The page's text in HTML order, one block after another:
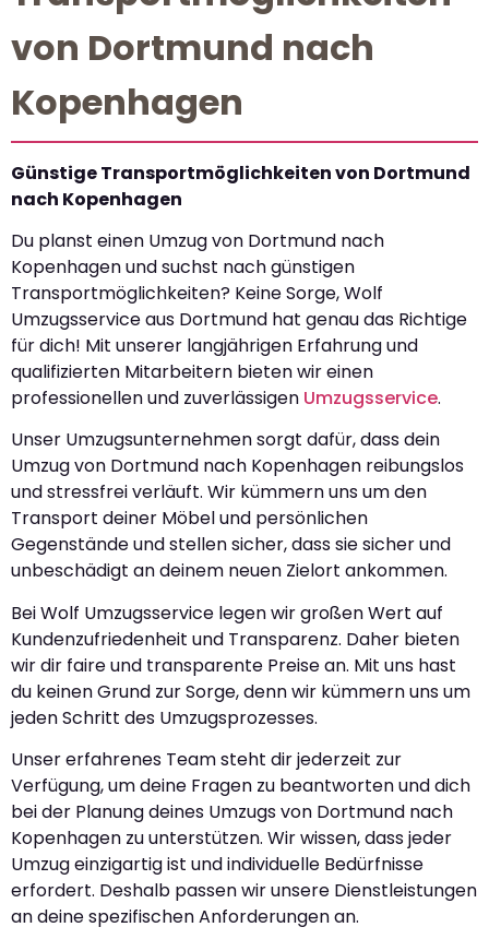
von Dortmund nach
Kopenhagen
Günstige Transportmöglichkeiten von Dortmund
nach Kopenhagen
Du planst einen Umzug von Dortmund nach
Kopenhagen und suchst nach günstigen
Transportmöglichkeiten? Keine Sorge, Wolf
Umzugsservice aus Dortmund hat genau das Richtige
für dich! Mit unserer langjährigen Erfahrung und
qualifizierten Mitarbeitern bieten wir einen
professionellen und zuverlässigen Umzugsservice.
Unser Umzugsunternehmen sorgt dafür, dass dein
Umzug von Dortmund nach Kopenhagen reibungslos
und stressfrei verläuft. Wir kümmern uns um den
Transport deiner Möbel und persönlichen
Gegenstände und stellen sicher, dass sie sicher und
unbeschädigt an deinem neuen Zielort ankommen.
Bei Wolf Umzugsservice legen wir großen Wert auf
Kundenzufriedenheit und Transparenz. Daher bieten
wir dir faire und transparente Preise an. Mit uns hast
du keinen Grund zur Sorge, denn wir kümmern uns um
jeden Schritt des Umzugsprozesses.
Unser erfahrenes Team steht dir jederzeit zur
Verfügung, um deine Fragen zu beantworten und dich
bei der Planung deines Umzugs von Dortmund nach
Kopenhagen zu unterstützen. Wir wissen, dass jeder
Umzug einzigartig ist und individuelle Bedürfnisse
erfordert. Deshalb passen wir unsere Dienstleistungen
an deine spezifischen Anforderungen an.